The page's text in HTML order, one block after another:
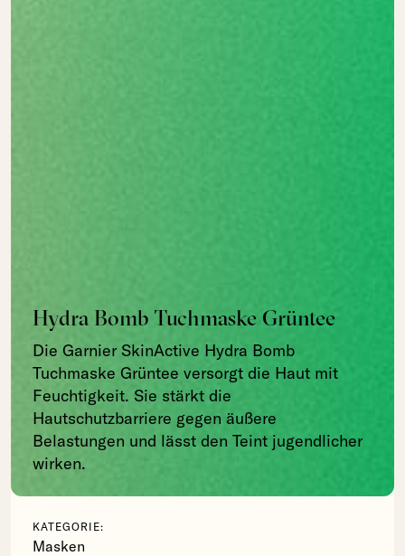
Hydra Bomb Tuchmaske Grüntee
Die Garnier SkinActive Hydra Bomb
Tuchmaske Grüntee versorgt die Haut mit
Feuchtigkeit. Sie stärkt die
Hautschutzbarriere gegen äußere
Belastungen und lässt den Teint jugendlicher
wirken.
KATEGORIE:
Masken